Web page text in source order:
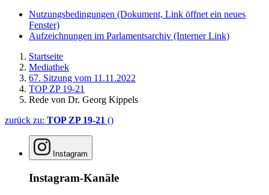
Nutzungsbedingungen (Dokument, Link öffnet ein neues
Fenster)
Aufzeichnungen im Parlamentsarchiv (Interner Link)
Startseite
Mediathek
67. Sitzung vom 11.11.2022
TOP ZP 19-21
Rede von Dr. Georg Kippels
zurück zu: TOP ZP 19-21 ()
Instagram
Instagram-Kanäle